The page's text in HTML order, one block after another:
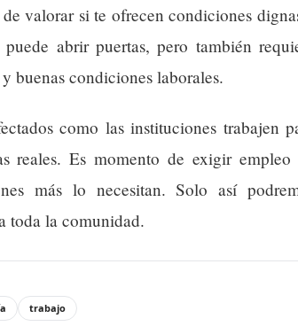
valorar si te ofrecen condiciones
abrir puertas, pero también
buenas condiciones laborales.
como las instituciones trabajen
reales. Es momento de exigir empleo
más lo necesitan. Solo así
toda la comunidad.
trabajo